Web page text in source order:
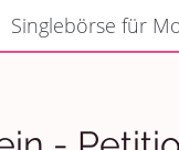
Singlebörse für